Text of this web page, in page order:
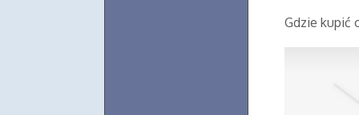
Gdzie kupić